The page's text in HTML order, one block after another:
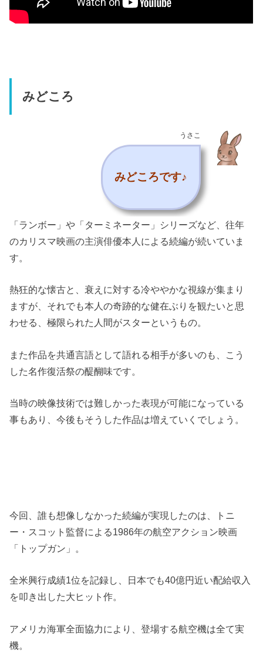
みどころ
うさこ
みどころです♪
「ランボー」や「ターミネーター」シリーズなど、往年
のカリスマ映画の主演俳優本人による続編が続いていま
す。
熱狂的な懐古と、衰えに対する冷ややかな視線が集まり
ますが、それでも本人の奇跡的な健在ぶりを観たいと思
わせる、極限られた人間がスターというもの。
また作品を共通言語として語れる相手が多いのも、こう
した名作復活祭の醍醐味です。
当時の映像技術では難しかった表現が可能になっている
事もあり、今後もそうした作品は増えていくでしょう。
今回、誰も想像しなかった続編が実現したのは、トニ
ー・スコット監督による1986年の航空アクション映画
「トップガン」。
全米興行成績1位を記録し、日本でも40億円近い配給収入
を叩き出した大ヒット作。
アメリカ海軍全面協力により、登場する航空機は全て実
機。